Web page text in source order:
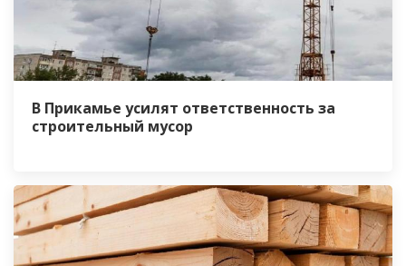
В Прикамье усилят ответственность за
строительный мусор